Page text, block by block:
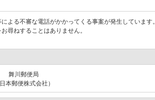
よる不審な電話がかかってくる事案が発生しています。
尋ねすることはありません。
舞川郵便局
日本郵便株式会社）